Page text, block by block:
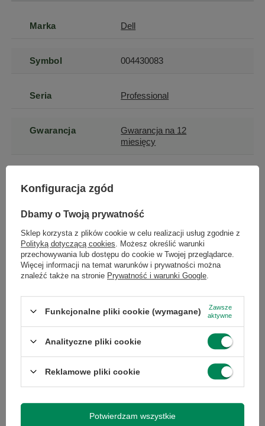
Marka Dell
Symbol 004430083
Seria Professional
Gwarancja
Gwarancja na 12
miesięcy
Kod producenta 20256-3
Marka Dell
Model P2213F
Przekątna
ekranu (cale)
22
podświetlania
Konfiguracja zgód
Dbamy o Twoją prywatność
Sklep korzysta z plików cookie w celu realizacji usług zgodnie z
Polityką dotyczącą cookies . Możesz określić warunki
przechowywania lub dostępu do cookie w Twojej przeglądarce.
Więcej informacji na temat warunków i prywatności można
znaleźć także na stronie Prywatność i warunki Google
Funkcjonalne pliki cookie (wymagane)
Zawsze
aktywne
Analityczne pliki cookie
Reklamowe pliki cookie
Potwierdzam wszystkie